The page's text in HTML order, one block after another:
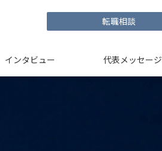
転職相談
インタビュー 代表メッセージ